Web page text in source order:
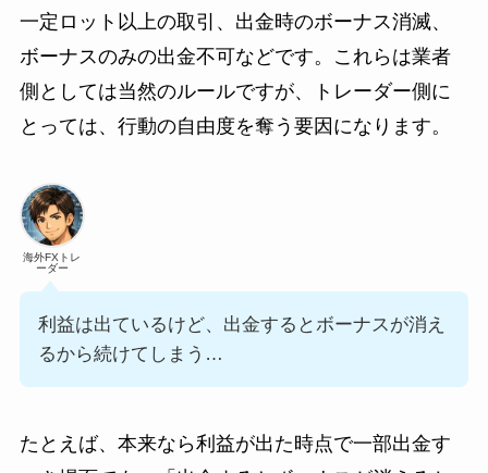
一定ロット以上の取引、出金時のボーナス消滅、
ボーナスのみの出金不可などです。これらは業者
側としては当然のルールですが、トレーダー側に
とっては、行動の自由度を奪う要因になります。
海外FXトレ
ーダー
利益は出ているけど、出金するとボーナスが消え
るから続けてしまう…
たとえば、本来なら利益が出た時点で一部出金す